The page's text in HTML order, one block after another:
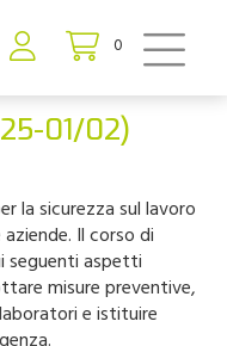
0
01/02)
la sicurezza sul lavoro
Il corso di
seguenti aspetti
misure preventive,
e istituire